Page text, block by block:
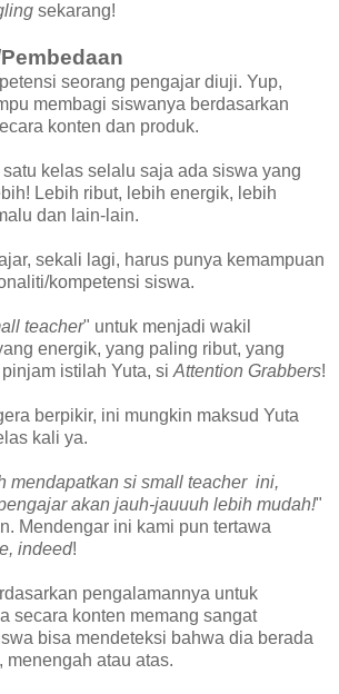
sekarang!
seorang pengajar diuji. Yup,
membagi siswanya berdasarkan
konten dan produk.
kelas selalu saja ada siswa yang
Lebih ribut, lebih energik, lebih
dan lain-lain.
sekali lagi, harus punya kemampuan
kompetensi siswa.
teacher" untuk menjadi wakil
energik, yang paling ribut, yang
istilah Yuta, si Attention Grabbers!
berpikir, ini mungkin maksud Yuta
kali ya.
mendapatkan si small teacher ini,
akan jauh-jauuuh lebih mudah!"
Mendengar ini kami pun tertawa
indeed!
pengalamannya untuk
secara konten memang sangat
bisa mendeteksi bahwa dia berada
menengah atau atas.